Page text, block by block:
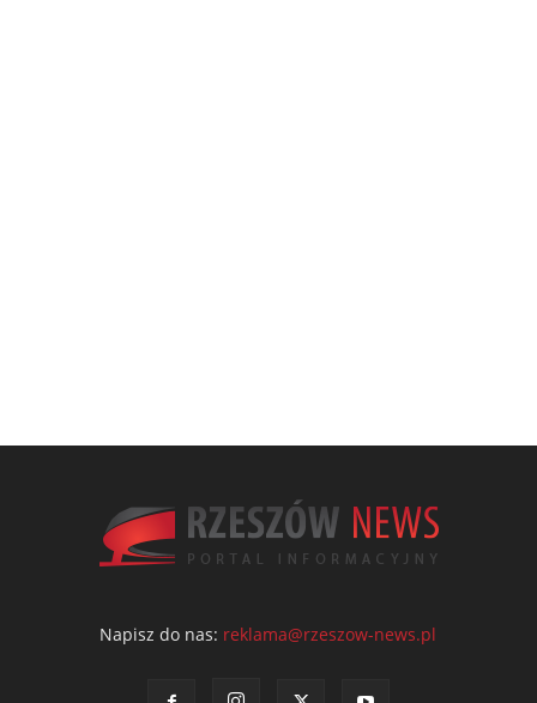
Napisz do nas: reklama@rzeszow-news.pl